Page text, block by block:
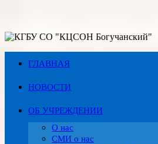
Перейти
к
содержимому
ГЛАВНАЯ
НОВОСТИ
ОБ УЧРЕЖДЕНИИ
О нас
СМИ о нас